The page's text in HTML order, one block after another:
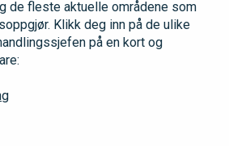
de fleste aktuelle områdene som
Klikk deg inn på de ulike
på en kort og